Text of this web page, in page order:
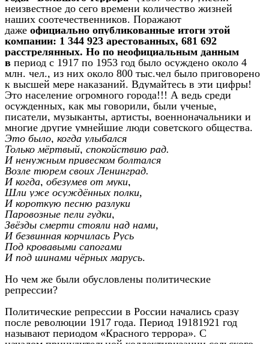
неизвестное до сего времени количество жизней
наших соотечественников. Поражают
даже официально опубликованные итоги этой
компании: 1 344 923 арестованных, 681 692
расстрелянных. Но по неофициальным данным
в период с 1917 по 1953 год было осуждено около 4
млн. чел., из них около 800 тыс.чел было приговорено
к высшей мере наказаний. Вдумайтесь в эти цифры!
Это население огромного города!!! А ведь среди
осужденных, как мы говорили, были ученые,
писатели, музыканты, артисты, военноначальники и
многие другие умнейшие люди советского общества.
Это было, когда улыбался
Только мёртвый, спокойствию рад.
И ненужным привеском болтался
Возле тюрем своих Ленинград.
И когда, обезумев от муки,
Шли уже осуждённых полки,
И короткую песню разлуки
Паровозные пели гудки,
Звёзды смерти стояли над нами,
И безвинная корчилась Русь
Под кровавыми сапогами
И под шинами чёрных марусь.
Но чем же были обусловлены политические
репрессии?
Политические репрессии в России начались сразу
после революции 1917 года. Период 19181921 год
называют периодом «Красного террора». С